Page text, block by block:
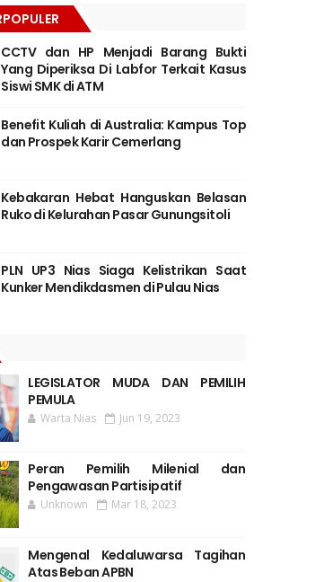
CCTV dan HP Menjadi Barang Bukti
Yang Diperiksa Di Labfor Terkait Kasus
Siswi SMK di ATM
Benefit Kuliah di Australia: Kampus Top
dan Prospek Karir Cemerlang
Kebakaran Hebat Hanguskan Belasan
Ruko di Kelurahan Pasar Gunungsitoli
PLN UP3 Nias Siaga Kelistrikan Saat
Kunker Mendikdasmen di Pulau Nias
LEGISLATOR MUDA DAN PEMILIH
PEMULA
Warta Nias Jun 19, 2023
Peran Pemilih Milenial dan
Pengawasan Partisipatif
Unknown Mar 18, 2023
Mengenal Kedaluwarsa Tagihan
Atas Beban APBN